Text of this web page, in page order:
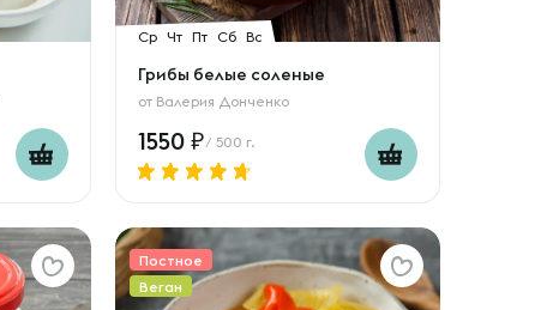
Ср Чт Пт Сб Вс
Грибы белые соленые
от Валерия Донченко
1550 / 500 г.
Постное
Веган